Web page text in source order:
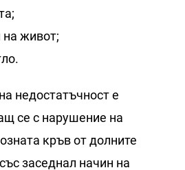
на живот;
недостатъчност е
се с нарушение на
кръв от долните
заседнал начин на